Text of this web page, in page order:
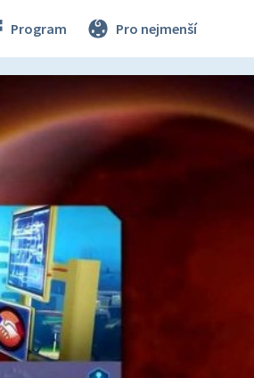
Program Pro nejmenší